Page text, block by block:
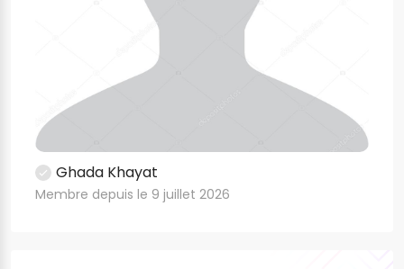
Ghada Khayat
Membre depuis le 9 juillet 2026